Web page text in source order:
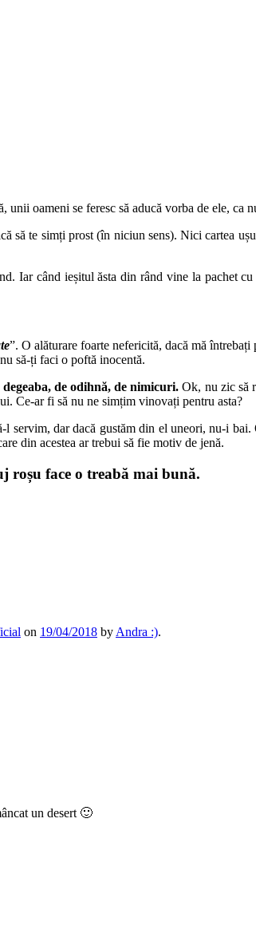
unii oameni se feresc să aducă vorba de ele, ca
să te simți prost (în niciun sens). Nici cartea
Iar când ieșitul ăsta din rând vine la pachet
”. O alăturare foarte nefericită, dacă mă
să-ți faci o poftă inocentă.
degeaba, de odihnă, de nimicuri.Ok, nu zic să
Ce-ar fi să nu ne simțim vinovați pentru asta?
l servim, dar dacă gustăm din el uneori, nu-i
din acestea ar trebui să fie motiv de jenă.
roșu face o treabă mai bună.
on 19/04/2018 by Andra :).
un desert 🙂